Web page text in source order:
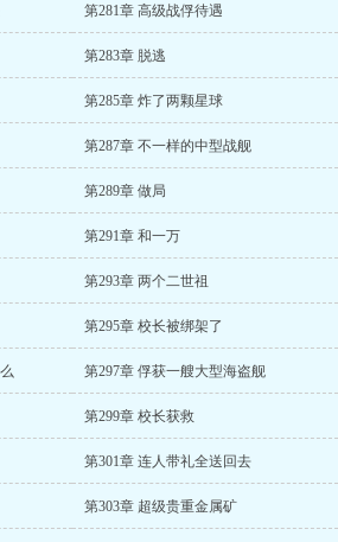
第281章 高级战俘待遇
第283章 脱逃
第285章 炸了两颗星球
第287章 不一样的中型战舰
第289章 做局
第291章 和一万
第293章 两个二世祖
第295章 校长被绑架了
第297章 俘获一艘大型海盗舰
第299章 校长获救
第301章 连人带礼全送回去
第303章 超级贵重金属矿